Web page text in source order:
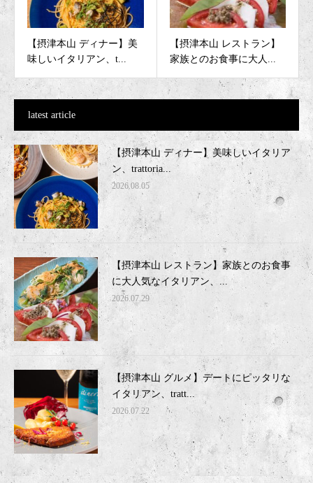
【摂津本山 ディナー】美
味しいイタリアン、t...
【摂津本山 レストラン】
家族とのお食事に大人...
latest article
【摂津本山 ディナー】美味しいイタリア
ン、trattoria...
2026.08.05
【摂津本山 レストラン】家族とのお食事
に大人気なイタリアン、...
2026.07.29
【摂津本山 グルメ】デートにピッタリな
イタリアン、tratt...
2026.07.22